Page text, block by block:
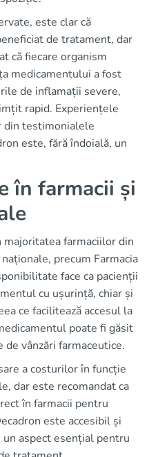
este clar că
de tratament, dar
că fiecare organism
medicamentului a fost
de inflamații severe,
rapid. Experiențele
din testimonialele
este, fără îndoială, un
în farmacii și
farmaciilor din
precum Farmacia
face ca pacienții
cu ușurință, chiar și
ce facilitează accesul la
poate fi găsit
vânzări farmaceutice.
a costurilor în funcție
dar este recomandat ca
în farmacii pentru
este accesibil și
aspect esențial pentru